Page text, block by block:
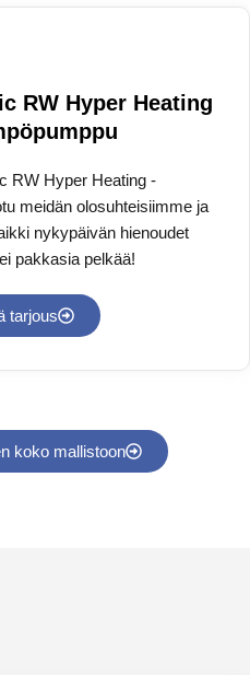
RW Hyper Heating
RW Hyper Heating -
meidän olosuhteisiimme ja
nykypäivän hienoudet
pakkasia pelkää!
tarjous
koko mallistoon